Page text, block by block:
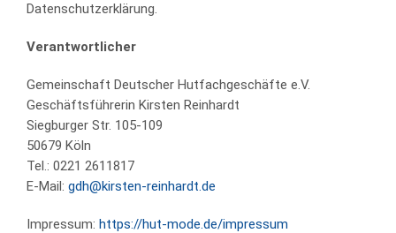
Datenschutzerklärung.
Verantwortlicher
Gemeinschaft Deutscher Hutfachgeschäfte e.V.
Geschäftsführerin Kirsten Reinhardt
Siegburger Str. 105-109
50679 Köln
Tel.: 0221 2611817
E-Mail: gdh@kirsten-reinhardt.de
Impressum: https://hut-mode.de/impressum